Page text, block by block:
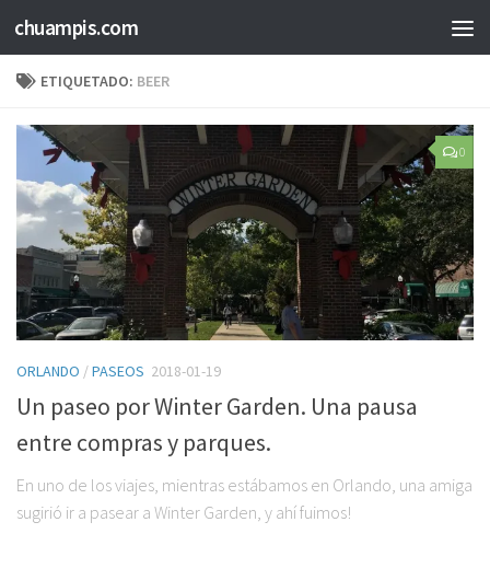
chuampis.com
ETIQUETADO: BEER
0
ORLANDO /PASEOS 2018-01-19
Un paseo por Winter Garden. Una pausa
entre compras y parques.
En uno de los viajes, mientras estábamos en Orlando, una amiga
sugirió ir a pasear a Winter Garden, y ahí fuimos!